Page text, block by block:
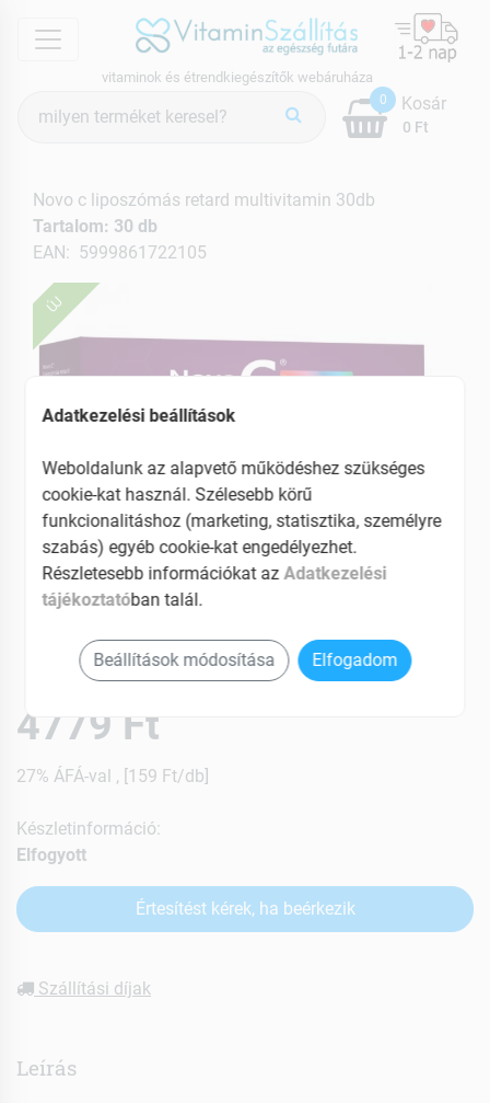
menu
vitaminok és étrendkiegészítők webáruháza
keresés
0
0 Ft
Kosár
ÚJ
Novo c liposzómás retard multivitamin 30db
Tartalom: 30 db
EAN: 5999861722105
4779 Ft
27% ÁFÁ-val , [159 Ft/db]
Készletinformáció:
Elfogyott
Értesítést kérek, ha beérkezik
Szállítási díjak
Leírás
Adatkezelési beállítások
Weboldalunk az alapvető működéshez szükséges
cookie-kat használ. Szélesebb körű
funkcionalitáshoz (marketing, statisztika, személyre
szabás) egyéb cookie-kat engedélyezhet.
Részletesebb információkat azAdatkezelési
tájékoztatóban talál.
Beállítások módosítása Elfogadom